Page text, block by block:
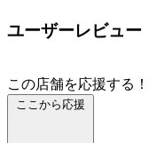
ユーザーレビュー
この店舗を応援する！
ここから応援